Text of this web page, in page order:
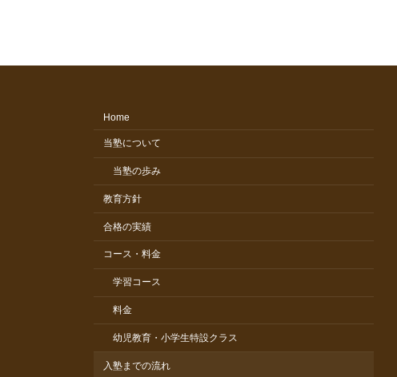
Home
当塾について
当塾の歩み
教育方針
合格の実績
コース・料金
学習コース
料金
幼児教育・小学生特設クラス
入塾までの流れ